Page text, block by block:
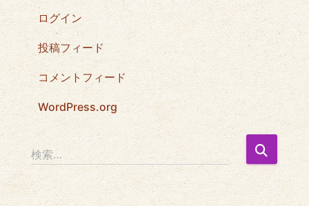
ログイン
投稿フィード
コメントフィード
WordPress.org
検
索
:
検索…